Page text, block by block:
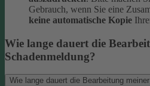
Gebrauch, wenn Sie eine
keine automatische Kopie
Wie lange dauert die
Schadenmeldung?
Wie lange dauert die Bearbeitung